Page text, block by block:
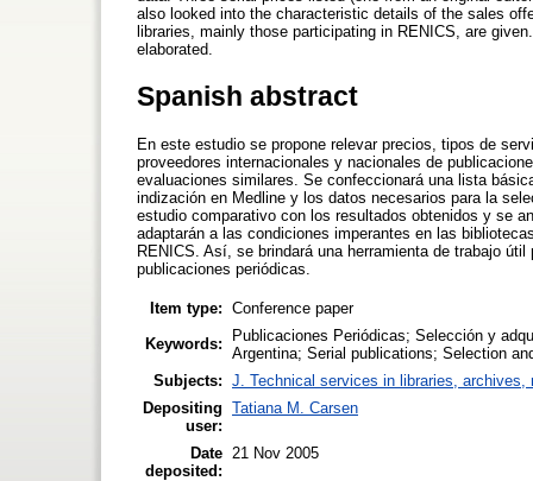
also looked into the characteristic details of the sales
libraries, mainly those participating in RENICS, are
elaborated.
Spanish abstract
En este estudio se propone relevar precios, tipos de
proveedores internacionales y nacionales de
evaluaciones similares. Se confeccionará una lista
indización en Medline y los datos necesarios para la
estudio comparativo con los resultados obtenidos y se
adaptarán a las condiciones imperantes en las
RENICS. Así, se brindará una herramienta de trabajo
publicaciones periódicas.
Item type: Conference paper
Keywords:
Publicaciones Periódicas; Selección y
Argentina; Serial publications; Selection
Subjects: J. Technical services in libraries, archives,
Depositing
user:
Tatiana M. Carsen
Date
deposited:
21 Nov 2005